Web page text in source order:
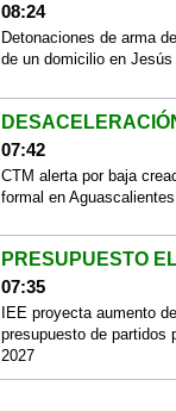
08:24
Detonaciones de arma
de un domicilio en Jesús
07:42
CTM alerta por baja
formal en Aguascalientes
PRESUPUESTO
07:35
IEE proyecta aumento
presupuesto de partidos
2027